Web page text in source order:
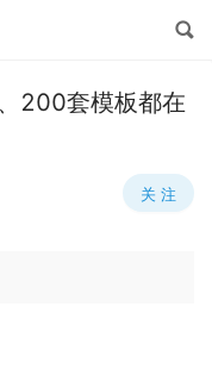
200套模板都在
关 注